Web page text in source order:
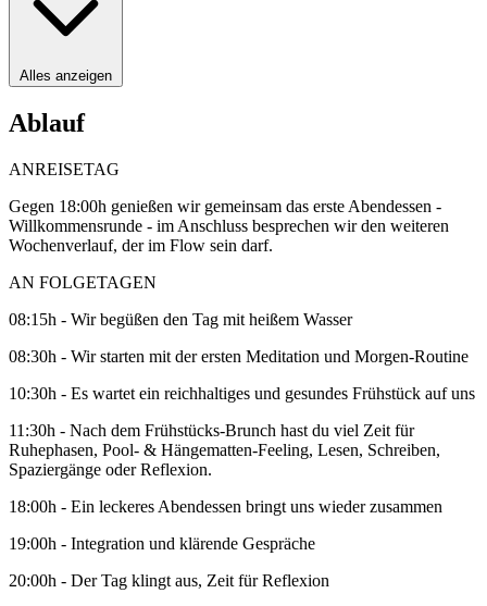
Alles anzeigen
Ablauf
ANREISETAG
Gegen 18:00h genießen wir gemeinsam das erste Abendessen -
Willkommensrunde - im Anschluss besprechen wir den weiteren
Wochenverlauf, der im Flow sein darf.
AN FOLGETAGEN
08:15h - Wir begüßen den Tag mit heißem Wasser
08:30h - Wir starten mit der ersten Meditation und Morgen-Routine
10:30h - Es wartet ein reichhaltiges und gesundes Frühstück auf uns
11:30h - Nach dem Frühstücks-Brunch hast du viel Zeit für
Ruhephasen, Pool- & Hängematten-Feeling, Lesen, Schreiben,
Spaziergänge oder Reflexion.
18:00h - Ein leckeres Abendessen bringt uns wieder zusammen
19:00h - Integration und klärende Gespräche
20:00h - Der Tag klingt aus, Zeit für Reflexion